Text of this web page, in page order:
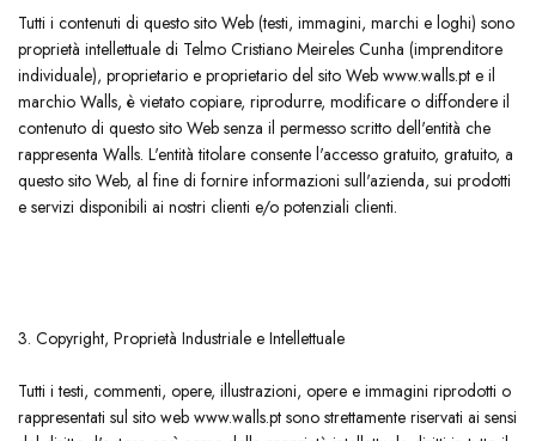
​Tutti i contenuti di questo sito Web (testi, immagini, marchi e loghi) sono
proprietà intellettuale di Telmo Cristiano Meireles Cunha (imprenditore
individuale), proprietario e proprietario del sito Web www.walls.pt e il
marchio Walls, è vietato copiare, riprodurre, modificare o diffondere il
contenuto di questo sito Web senza il permesso scritto dell'entità che
rappresenta Walls. L'entità titolare consente l'accesso gratuito, gratuito, a
questo sito Web, al fine di fornire informazioni sull'azienda, sui prodotti
e servizi disponibili ai nostri clienti e/o potenziali clienti.
3. Copyright, Proprietà Industriale e Intellettuale
​Tutti i testi, commenti, opere, illustrazioni, opere e immagini riprodotti o
rappresentati sul sito web www.walls.pt sono strettamente riservati ai sensi